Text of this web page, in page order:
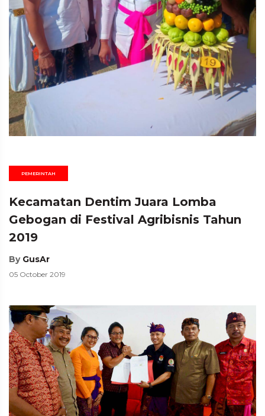
PEMERINTAH
Kecamatan Dentim Juara Lomba
Gebogan di Festival Agribisnis Tahun
2019
By GusAr
05 October 2019